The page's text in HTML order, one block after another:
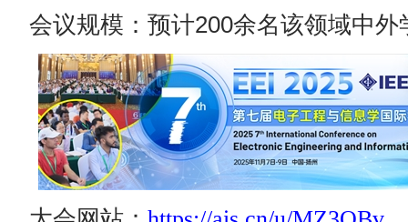
会议规模：预计200余名该领域中外